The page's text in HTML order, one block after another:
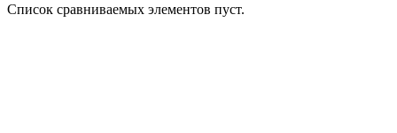
Список сравниваемых элементов пуст.